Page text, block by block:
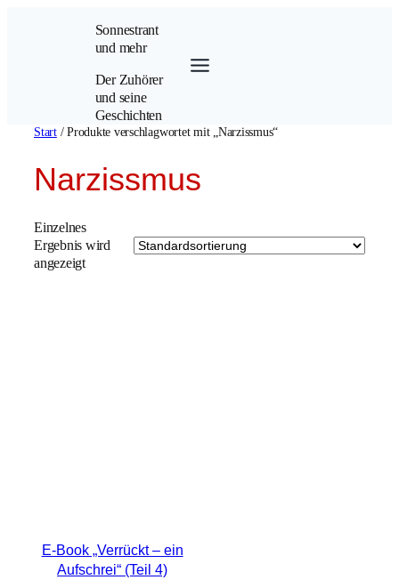
Sonnestrant
und mehr
Der Zuhörer
und seine
Geschichten
Start/ Produkte verschlagwortet mit „Narzissmus“
Narzissmus
Einzelnes
Ergebnis wird
angezeigt
E-Book „Verrückt – ein
Aufschrei“ (Teil 4)